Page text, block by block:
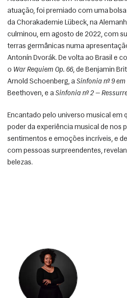
atuação, foi premiado com uma
da Chorakademie Lübeck, na
culminou, em agosto de 2022, com
terras germânicas numa
Antonín Dvorák. De volta ao Brasil e
o War Requiem Op. 66, de Benjamin
Arnold Schoenberg, a Sinfonia nº 9 em
Beethoven, e a Sinfonia nº 2 —
Encantado pelo universo musical em
poder da experiência musical de nos
sentimentos e emoções incríveis, e
com pessoas surpreendentes,
belezas.